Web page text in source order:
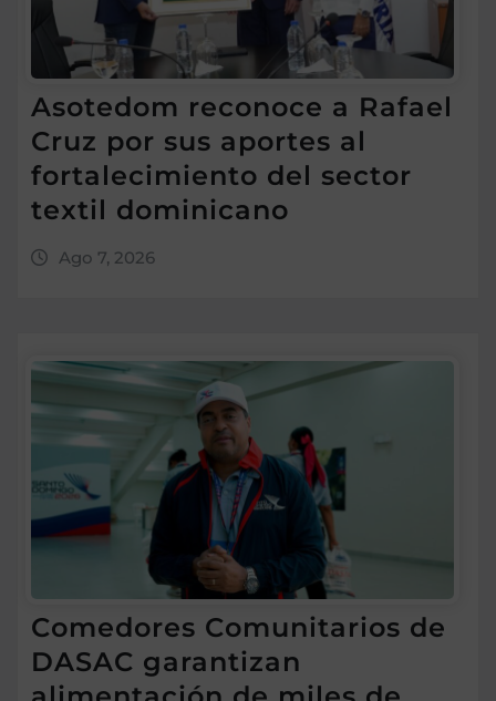
Asotedom reconoce a Rafael
Cruz por sus aportes al
fortalecimiento del sector
textil dominicano
Ago 7, 2026
Comedores Comunitarios de
DASAC garantizan